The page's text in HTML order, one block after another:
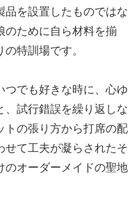
品を設置したものではな
のために自ら材料を揃
特訓場です。
つでも好きな時に、心ゆ
、試行錯誤を繰り返しな
トの張り方から打席の配
せて工夫が凝らされたそ
のオーダーメイドの聖地